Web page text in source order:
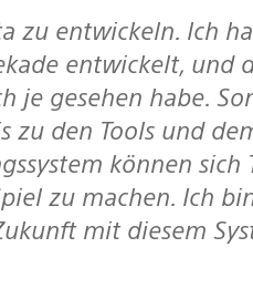
entwickelt, und
je gesehen habe.
zu den Tools und
können sich
zu machen. Ich
mit diesem